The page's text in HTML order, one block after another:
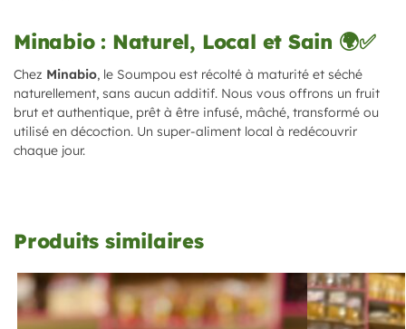
Minabio : Naturel, Local et Sain 🌍✅
Chez Minabio, le Soumpou est récolté à maturité et séché
naturellement, sans aucun additif. Nous vous offrons un fruit
brut et authentique, prêt à être infusé, mâché, transformé ou
utilisé en décoction. Un super-aliment local à redécouvrir
chaque jour.
Produits similaires